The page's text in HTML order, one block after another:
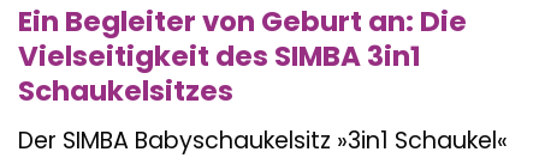
Ein Begleiter von Geburt an: Die
Vielseitigkeit des SIMBA 3in1
Schaukelsitzes
Der SIMBA Babyschaukelsitz »3in1 Schaukel«